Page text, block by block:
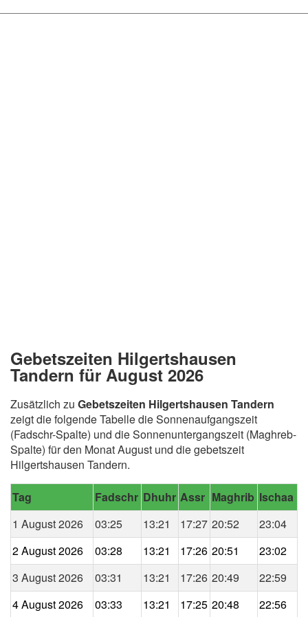
Gebetszeiten Hilgertshausen
Tandern für August 2026
Zusätzlich zu Gebetszeiten Hilgertshausen Tandern
zeigt die folgende Tabelle die Sonnenaufgangszeit
(Fadschr-Spalte) und die Sonnenuntergangszeit (Maghreb-
Spalte) für den Monat August und die gebetszeit
Hilgertshausen Tandern.
Tag Fadschr Dhuhr Assr Maghrib Ischaa
1 August 2026
03:25 13:21 17:27 20:52
23:04
2 August 2026
03:28 13:21 17:26 20:51
23:02
3 August 2026
03:31 13:21 17:26 20:49
22:59
4 August 2026
03:33 13:21 17:25 20:48
22:56